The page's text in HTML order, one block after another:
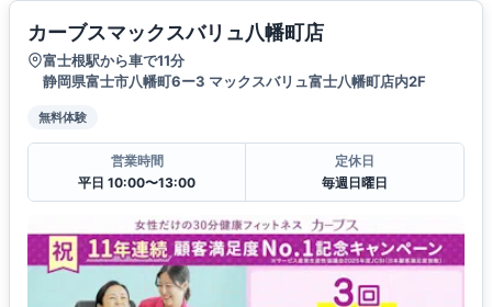
カーブスマックスバリュ八幡町店
富士根駅から車で11分
静岡県富士市八幡町6ー3 マックスバリュ富士八幡町店内2F
無料体験
営業時間
平日 10:00〜13:00
定休日
毎週日曜日